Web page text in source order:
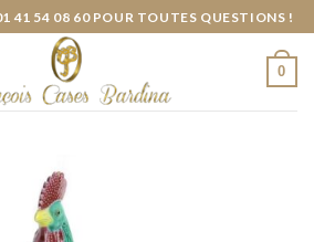
41 54 08 60 POUR TOUTES QUESTIONS !
0